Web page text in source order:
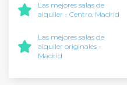
Las mejores salas de
alquiler - Centro, Madrid
Las mejores salas de
alquiler originales -
Madrid